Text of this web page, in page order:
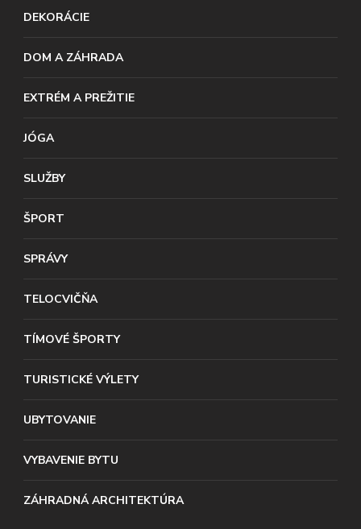
DEKORÁCIE
DOM A ZÁHRADA
EXTRÉM A PREŽITIE
JÓGA
SLUŽBY
ŠPORT
SPRÁVY
TELOCVIČŇA
TÍMOVÉ ŠPORTY
TURISTICKÉ VÝLETY
UBYTOVANIE
VYBAVENIE BYTU
ZÁHRADNÁ ARCHITEKTÚRA